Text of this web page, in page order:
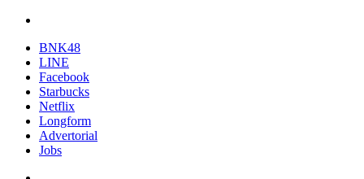
BNK48
LINE
Facebook
Starbucks
Netflix
Longform
Advertorial
Jobs